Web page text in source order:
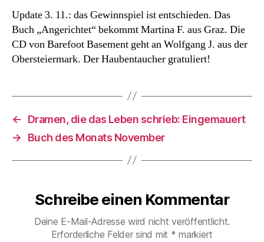
Update 3. 11.: das Gewinnspiel ist entschieden. Das
Buch „Angerichtet“ bekommt Martina F. aus Graz. Die
CD von Barefoot Basement geht an Wolfgang J. aus der
Obersteiermark. Der Haubentaucher gratuliert!
←
Dramen, die das Leben schrieb: Eingemauert
→
Buch des Monats November
Schreibe einen Kommentar
Deine E-Mail-Adresse wird nicht veröffentlicht.
Erforderliche Felder sind mit * markiert